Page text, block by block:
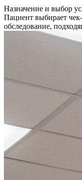
Назначение и выбор
Пациент выбирает
обследование,